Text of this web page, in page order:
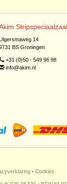
14
BS Groningen
+31 (0)50 - 549 96 98
info@akim.nl
• Cookies